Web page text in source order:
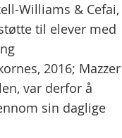
Williams & Cefai,
til elever med
2016; Mazzer
var derfor å
sin daglige